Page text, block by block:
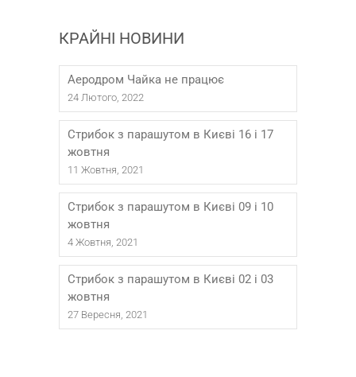
КРАЙНІ НОВИНИ
Аеродром Чайка не працює
24 Лютого, 2022
Стрибок з парашутом в Києві 16 і 17
жовтня
11 Жовтня, 2021
Стрибок з парашутом в Києві 09 і 10
жовтня
4 Жовтня, 2021
Стрибок з парашутом в Києві 02 і 03
жовтня
27 Вересня, 2021